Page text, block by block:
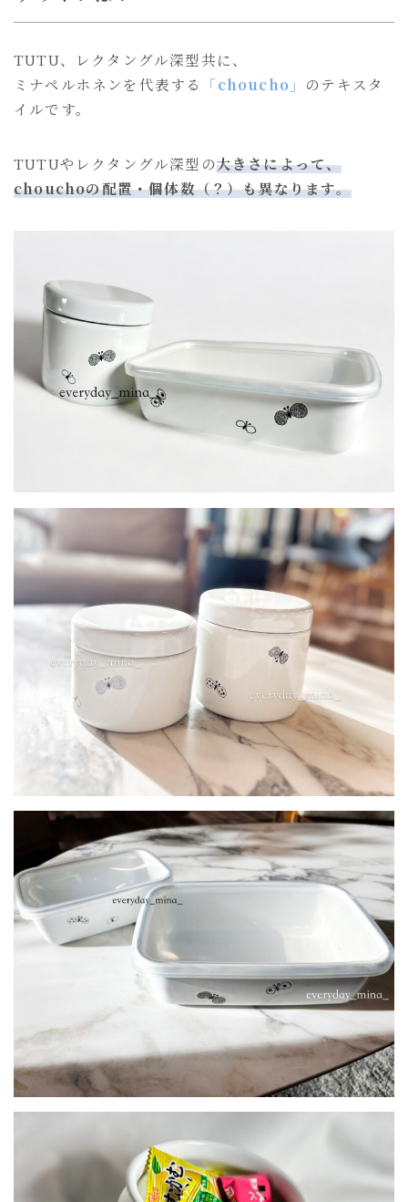
TUTU、レクタングル深型共に、
ミナペルホネンを代表する
「choucho」 のテキスタ
イルです。
TUTUやレクタングル深型の大きさによって、
chouchoの配置・個体数（？）も異なります。